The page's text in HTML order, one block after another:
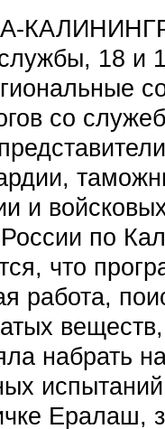
18 и
со
и
по
что
работа,
набрать
Ералаш,